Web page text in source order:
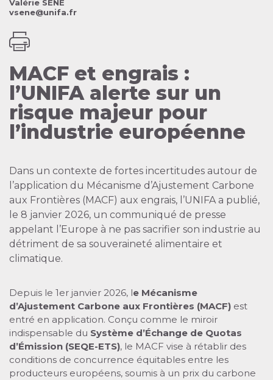
Valérie SENE
vsene@unifa.fr
MACF et engrais :
l’UNIFA alerte sur un
risque majeur pour
l’industrie européenne
Dans un contexte de fortes incertitudes autour de
l’application du Mécanisme d’Ajustement Carbone
aux Frontières (MACF) aux engrais, l’UNIFA a publié,
le 8 janvier 2026, un communiqué de presse
appelant l’Europe à ne pas sacrifier son industrie au
détriment de sa souveraineté alimentaire et
climatique.
Depuis le 1er janvier 2026, le Mécanisme
d’Ajustement Carbone aux Frontières (MACF) est
entré en application. Conçu comme le miroir
indispensable du Système d’Échange de Quotas
d’Émission (SEQE-ETS), le MACF vise à rétablir des
conditions de concurrence équitables entre les
producteurs européens, soumis à un prix du carbone